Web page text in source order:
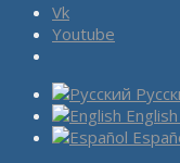
Vk
Youtube
English